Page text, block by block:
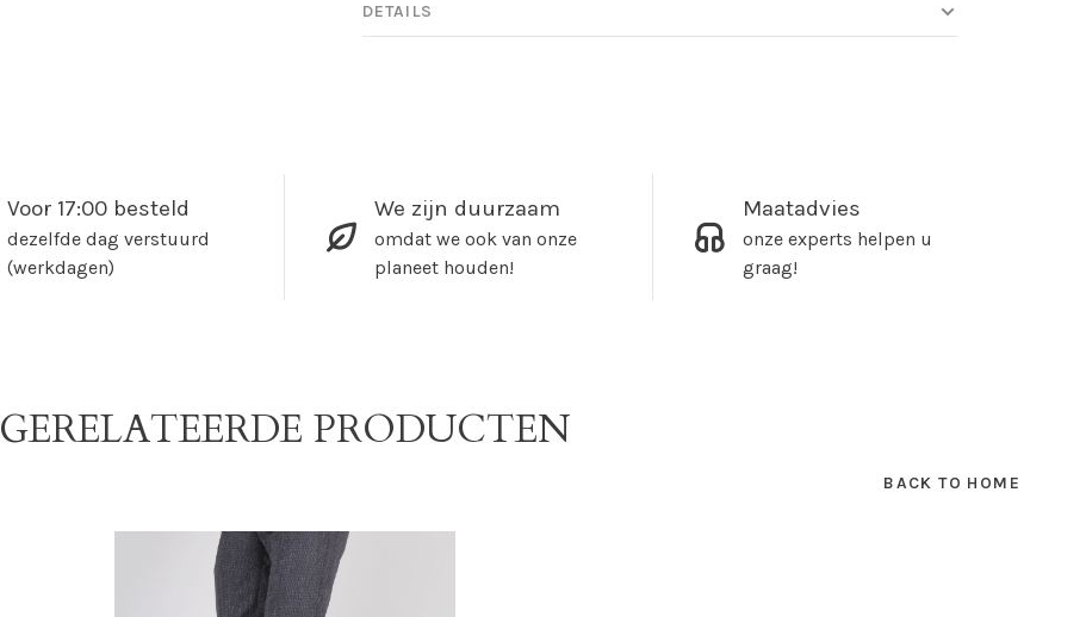
DETAILS
Voor 17:00 besteld
dezelfde dag verstuurd
(werkdagen)
We zijn duurzaam
omdat we ook van onze
planeet houden!
Maatadvies
onze experts helpen u
graag!
GERELATEERDE PRODUCTEN
BACK TO HOME